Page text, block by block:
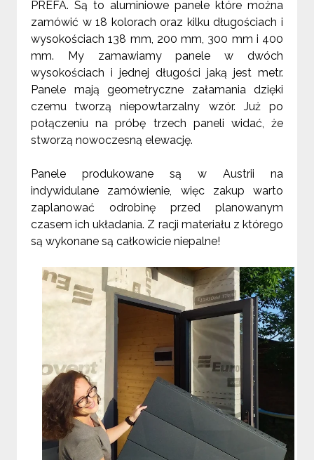
PREFA. Są to aluminiowe panele które można
zamówić w 18 kolorach oraz kilku długościach i
wysokościach 138 mm, 200 mm, 300 mm i 400
mm. My zamawiamy panele w dwóch
wysokościach i jednej długości jaką jest metr.
Panele mają geometryczne załamania dzięki
czemu tworzą niepowtarzalny wzór. Już po
połączeniu na próbę trzech paneli widać, że
stworzą nowoczesną elewację.
Panele produkowane są w Austrii na
indywidulane zamówienie, więc zakup warto
zaplanować odrobinę przed planowanym
czasem ich układania. Z racji materiału z którego
są wykonane są całkowicie niepalne!